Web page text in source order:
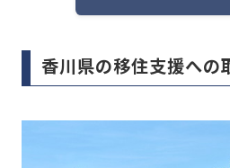
香川県の移住支援への